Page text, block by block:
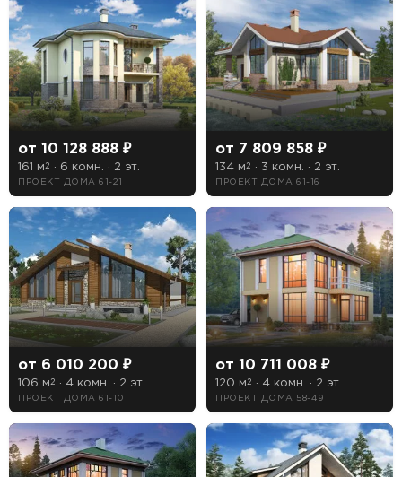
от 10 128 888 ₽
161 м 2 · 6 комн. · 2 эт.
ПРОЕКТ ДОМА 61-21
от 7 809 858 ₽
134 м 2 · 3 комн. · 2 эт.
ПРОЕКТ ДОМА 61-16
от 6 010 200 ₽
106 м 2 · 4 комн. · 2 эт.
ПРОЕКТ ДОМА 61-10
от 10 711 008 ₽
120 м 2 · 4 комн. · 2 эт.
ПРОЕКТ ДОМА 58-49
СТРОИТЕЛЬСТВА
Предпочтительный способ связи:
Звонок
Telegram MAX
Даюсогласие на обработку персональных данныхи
подтверждаю, что ознакомлен(а) с
политикой
обработки персональных данных
Рассчитать стоимость